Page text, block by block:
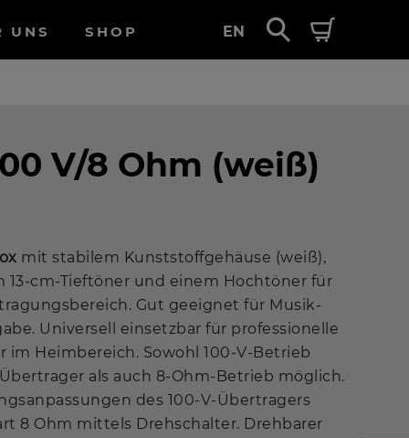
UNS SHOP EN
V/8 Ohm (weiß)
mit stabilem Kunststoffgehäuse (weiß),
cm-Tieftöner und einem Hochtöner für
Gut geeignet für Musik-
Universell einsetzbar für professionelle
im Heimbereich. Sowohl 100-V-Betrieb
als auch 8-Ohm-Betrieb möglich.
des 100-V-Übertragers
8 Ohm mittels Drehschalter. Drehbarer